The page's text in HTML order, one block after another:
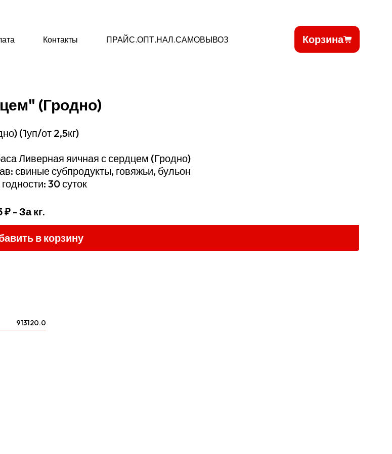
Контакты ПРАЙС.ОПТ.НАЛ.САМОВЫВОЗ Корзина
(Гродно)
(1уп/от 2,5кг)
Ливерная яичная с сердцем (Гродно)
свиные субпродукты, говяжьи, бульон
30 суток
₽ - За кг.
в корзину
913120.0